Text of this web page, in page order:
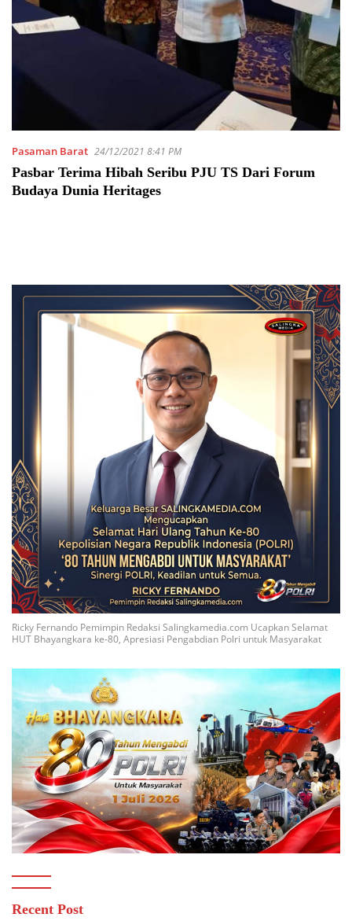
Pasaman Barat 24/12/2021 8:41 PM
Pasbar Terima Hibah Seribu PJU TS Dari Forum
Budaya Dunia Heritages
Ricky Fernando Pemimpin Redaksi Salingkamedia.com Ucapkan Selamat
HUT Bhayangkara ke-80, Apresiasi Pengabdian Polri untuk Masyarakat
Recent Post